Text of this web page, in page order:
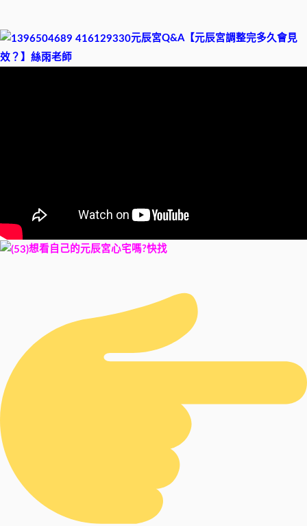
元辰宮Q&A【元辰宮調整完多久會見
效？】絲雨老師
想看自己的元辰宮心宅嗎?快找